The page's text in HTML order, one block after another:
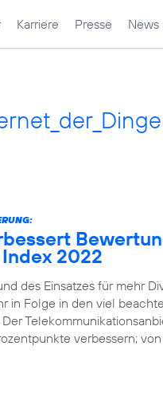
Karriere Presse News
2022
des Einsatzes für mehr
in Folge in den viel
verbessern;